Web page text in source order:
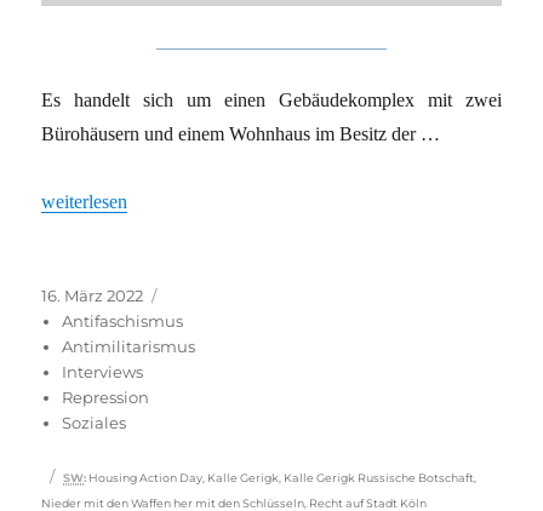
Es handelt sich um einen Gebäudekomplex mit zwei
Bürohäusern und einem Wohnhaus im Besitz der …
„Wohnraum für Geflüchtete und Wohnungslose“
weiterlesen
Veröffentlicht
am
16. März 2022
Antifaschismus
Antimilitarismus
Interviews
Repression
Soziales
Schlagwörter
SW: Housing Action Day Kalle Gerigk Kalle Gerigk Russische Botschaft
Nieder mit den Waffen her mit den Schlüsseln Recht auf Stadt Köln